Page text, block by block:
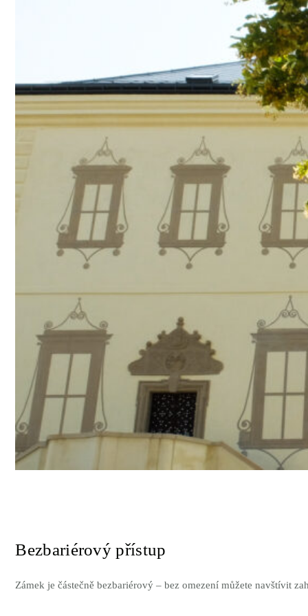
Bezbariérový přístup
Zámek je částečně bezbariérový – bez omezení můžete navštívit